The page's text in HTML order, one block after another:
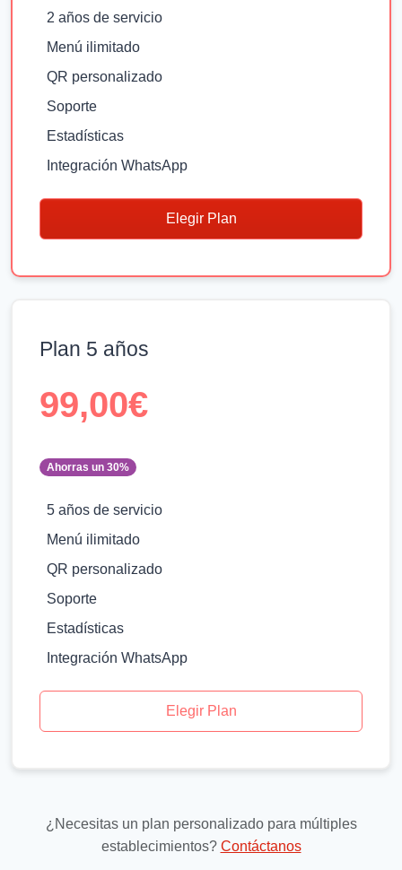
2 años de servicio
Menú ilimitado
QR personalizado
Soporte
Estadísticas
Integración WhatsApp
Elegir Plan
Plan 5 años
99,00€
Ahorras un 30%
5 años de servicio
Menú ilimitado
QR personalizado
Soporte
Estadísticas
Integración WhatsApp
Elegir Plan
¿Necesitas un plan personalizado para múltiples
establecimientos? Contáctanos